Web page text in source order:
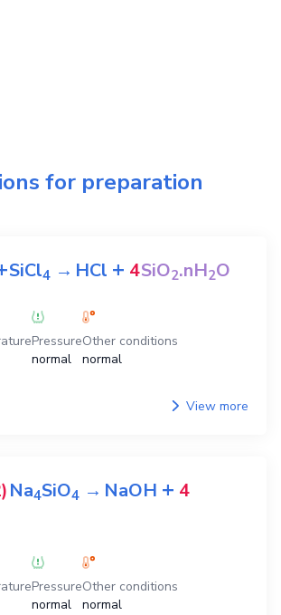
for preparation
SiCl4 →HCl + 4SiO2.nH2O
Pressure
normal
Other conditions
normal
View more
Na4SiO4 →NaOH + 4
Pressure
normal
Other conditions
normal